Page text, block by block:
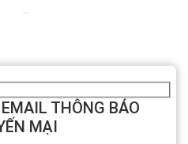
...
THÔNG BÁO
MẠI